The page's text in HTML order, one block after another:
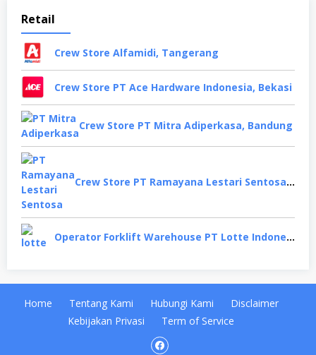
Retail
Crew Store Alfamidi, Tangerang
Crew Store PT Ace Hardware Indonesia, Bekasi
Crew Store PT Mitra Adiperkasa, Bandung
Crew Store PT Ramayana Lestari Sentosa, Jakarta Selatan
Operator Forklift Warehouse PT Lotte Indonesia, Cikarang
Home Tentang Kami Hubungi Kami
Disclaimer
Kebijakan Privasi
Term of Service